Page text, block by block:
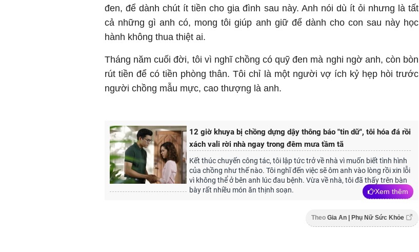
đen, để dành chút ít tiền cho gia đình sau này. Anh nói dù ít ỏi nhưng là tất
cả những gì anh có, mong tôi giúp anh giữ để dành cho con sau này học
hành không thua thiệt ai.
Tháng năm cuối đời, tôi vì nghĩ chồng có quỹ đen mà nghi ngờ anh, còn bòn
rút tiền để có tiền phòng thân. Tôi chỉ là một người vợ ích kỷ hẹp hòi trước
người chồng mẫu mực, cao thượng là anh.
12 giờ khuya bị chồng dựng dậy thông báo "tin dữ", tôi hóa đá rồi
xách vali rời nhà ngay trong đêm mưa tầm tã
Kết thúc chuyến công tác, tôi lập tức trở về nhà vì muốn biết tình hình
của chồng như thế nào. Tôi nghĩ đến việc sẽ ôm anh vào lòng rồi xin lỗi
vì không thể ở bên anh lúc đau bệnh. Vừa về nhà, tôi đã thấy trên bàn
bày rất nhiều món ăn thịnh soạn.
Xem thêm
Theo Gia An | Phụ Nữ Sức Khỏe